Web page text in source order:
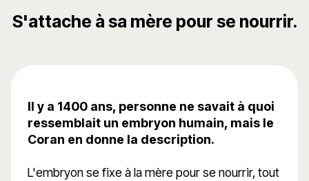
S'attache à sa mère pour se nourrir.
Il y a 1400 ans, personne ne savait à quoi
ressemblait un embryon humain, mais le
Coran en donne la description.
L'embryon se fixe à la mère pour se nourrir, tout